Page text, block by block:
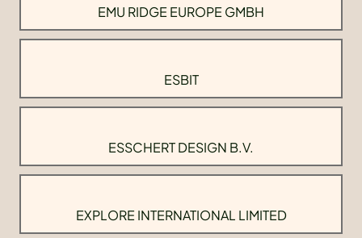
EMU RIDGE EUROPE GMBH
ESBIT
ESSCHERT DESIGN B.V.
EXPLORE INTERNATIONAL LIMITED